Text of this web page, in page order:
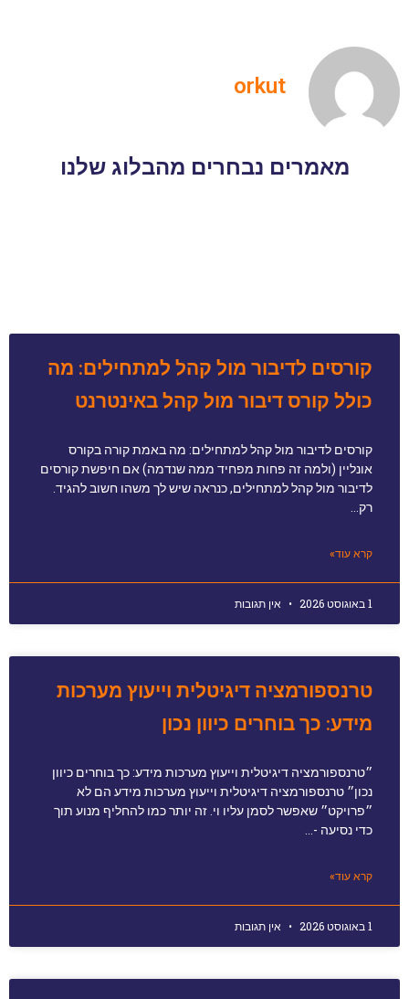
orkut
מאמרים נבחרים מהבלוג שלנו
קורסים לדיבור מול קהל למתחילים: מה
כולל קורס דיבור מול קהל באינטרנט
קורסים לדיבור מול קהל למתחילים: מה באמת קורה בקורס
אונליין (ולמה זה פחות מפחיד ממה שנדמה) אם חיפשת קורסים
לדיבור מול קהל למתחילים, כנראה שיש לך משהו חשוב להגיד.
רק…
קרא עוד»
1 באוגוסט 2026 אין תגובות
טרנספורמציה דיגיטלית וייעוץ מערכות
מידע: כך בוחרים כיוון נכון
״טרנספורמציה דיגיטלית וייעוץ מערכות מידע: כך בוחרים כיוון
נכון״ טרנספורמציה דיגיטלית וייעוץ מערכות מידע הם לא
״פרויקט״ שאפשר לסמן עליו וי. זה יותר כמו להחליף מנוע תוך
כדי נסיעה -…
קרא עוד»
1 באוגוסט 2026 אין תגובות